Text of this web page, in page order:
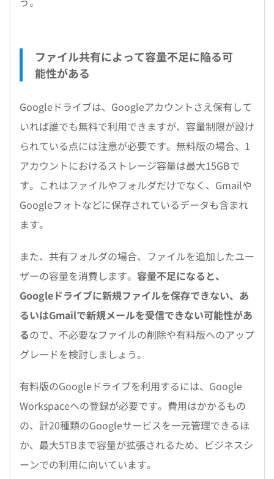
ファイル共有によって容量不足に陥る可
能性がある
Googleドライブは、Googleアカウントさえ保有して
いれば誰でも無料で利用できますが、容量制限が設け
られている点には注意が必要です。無料版の場合、1
アカウントにおけるストレージ容量は最大15GBで
す。これはファイルやフォルダだけでなく、Gmailや
Googleフォトなどに保存されているデータも含まれ
ます。
また、共有フォルダの場合、ファイルを追加したユー
ザーの容量を消費します。 容量不足になると、
Googleドライブに新規ファイルを保存できない、あ
るいはGmailで新規メールを受信できない可能性があ
るので、不必要なファイルの削除や有料版へのアップ
グレードを検討しましょう。
有料版のGoogleドライブを利用するには、Google
Workspaceへの登録が必要です。費用はかかるもの
の、計20種類のGoogleサービスを一元管理できるほ
か、最大5TBまで容量が拡張されるため、ビジネスシ
ーンでの利用に向いています。